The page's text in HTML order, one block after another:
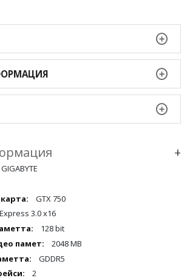
+
GIGABYTE
GTX 750
3.0 x16
128 bit
2048 MB
GDDR5
2